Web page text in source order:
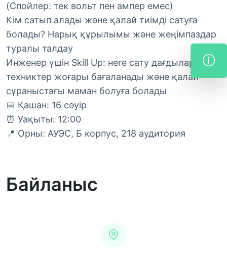
(Спойлер: тек вольт пен ампер емес)
Кім сатып алады және қалай тиімді сатуға
болады? Нарық құрылымы және жеңімпаздар
туралы талдау
Инженер үшін Skill Up: неге сату дағдылары бар
техниктер жоғары бағаланады және қалай
сұраныстағы маман болуға болады
📅 Қашан: 16 сәуір
⏰ Уақыты: 12:00
📍 Орны: АУЭС, Б корпус, 218 аудитория
Байланыс